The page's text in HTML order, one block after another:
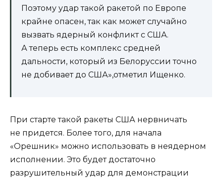
Поэтому удар такой ракетой по Европе
крайне опасен, так как может случайно
вызвать ядерный конфликт с США.
А теперь есть комплекс средней
дальности, который из Белоруссии точно
не добивает до США»,отметил Ищенко.
При старте такой ракеты США нервничать
не придется. Более того, для начала
«Орешник» можно использовать в неядерном
исполнении. Это будет достаточно
разрушительный удар для демонстрации